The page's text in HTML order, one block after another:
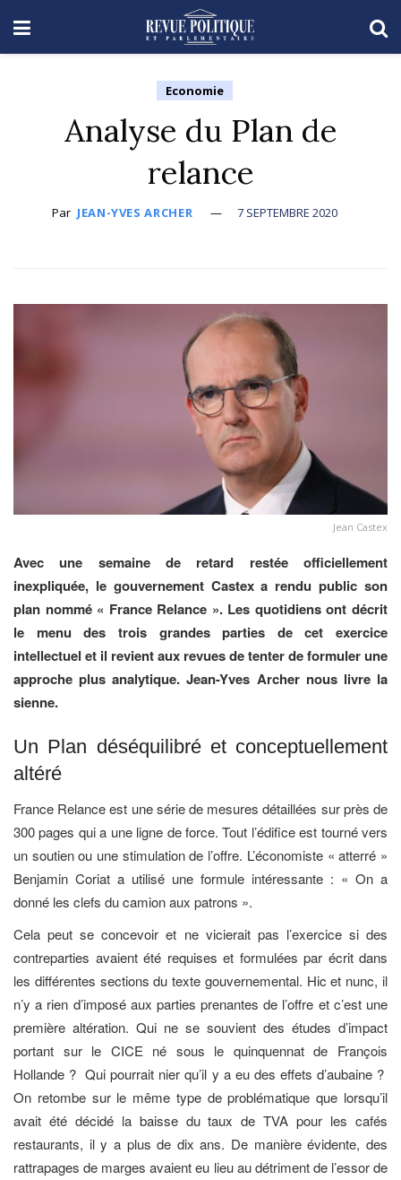
Economie
Analyse du Plan de
relance
Par JEAN-YVES ARCHER 7 SEPTEMBRE 2020
Jean Castex
Avec une semaine de retard restée officiellement
inexpliquée, le gouvernement Castex a rendu public son
plan nommé « France Relance ». Les quotidiens ont décrit
le menu des trois grandes parties de cet exercice
intellectuel et il revient aux revues de tenter de formuler une
approche plus analytique. Jean-Yves Archer nous livre la
sienne.
Un Plan déséquilibré et conceptuellement
altéré
France Relance est une série de mesures détaillées sur près de
300 pages qui a une ligne de force. Tout l’édifice est tourné vers
un soutien ou une stimulation de l’offre. L’économiste « atterré »
Benjamin Coriat a utilisé une formule intéressante : « On a
donné les clefs du camion aux patrons ».
Cela peut se concevoir et ne vicierait pas l’exercice si des
contreparties avaient été requises et formulées par écrit dans
les différentes sections du texte gouvernemental. Hic et nunc, il
n’y a rien d’imposé aux parties prenantes de l’offre et c’est une
première altération. Qui ne se souvient des études d’impact
portant sur le CICE né sous le quinquennat de François
Hollande ? Qui pourrait nier qu’il y a eu des effets d’aubaine ?
On retombe sur le même type de problématique que lorsqu’il
avait été décidé la baisse du taux de TVA pour les cafés
restaurants, il y a plus de dix ans. De manière évidente, des
rattrapages de marges avaient eu lieu au détriment de l’essor de